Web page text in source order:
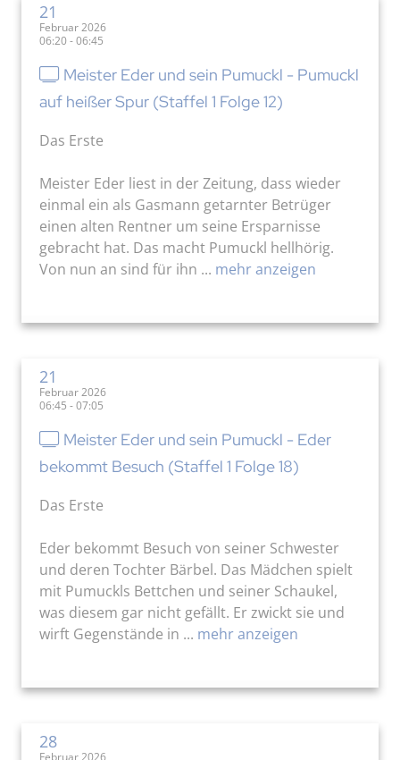
21
Februar 2026
06:20 - 06:45
Meister Eder und sein Pumuckl - Pumuckl
auf heißer Spur (Staffel 1 Folge 12)
Das Erste
Meister Eder liest in der Zeitung, dass wieder
einmal ein als Gasmann getarnter Betrüger
einen alten Rentner um seine Ersparnisse
gebracht hat. Das macht Pumuckl hellhörig.
Von nun an sind für ihn ... mehr anzeigen
21
Februar 2026
06:45 - 07:05
Meister Eder und sein Pumuckl - Eder
bekommt Besuch (Staffel 1 Folge 18)
Das Erste
Eder bekommt Besuch von seiner Schwester
und deren Tochter Bärbel. Das Mädchen spielt
mit Pumuckls Bettchen und seiner Schaukel,
was diesem gar nicht gefällt. Er zwickt sie und
wirft Gegenstände in ... mehr anzeigen
28
Februar 2026